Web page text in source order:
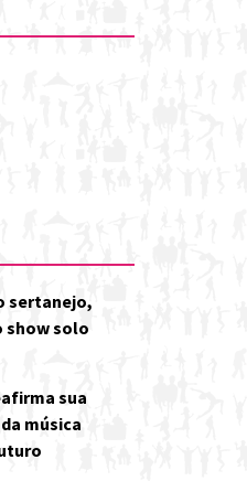
sertanejo,
show solo
sua
música